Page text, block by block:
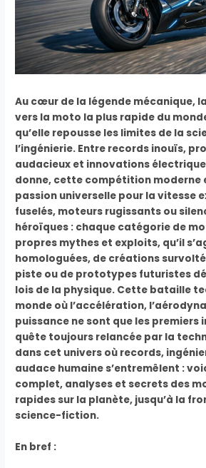
Au cœur de la légende mécanique,
vers la moto la plus rapide du
qu’elle repousse les limites de la
l’ingénierie. Entre records inouïs,
audacieux et innovations
donne, cette compétition moderne
passion universelle pour la vitesse
fuselés, moteurs rugissants ou
héroïques : chaque catégorie de
propres mythes et exploits, qu’il
homologuées, de créations
piste ou de prototypes futuristes
lois de la physique. Cette bataille
monde où l’accélération,
puissance ne sont que les premiers
quête toujours relancée par la
dans cet univers où records,
audace humaine s’entremêlent :
complet, analyses et secrets des
rapides sur la planète, jusqu’à la
science-fiction.
En bref :